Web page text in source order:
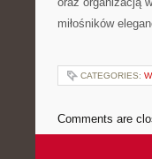
miłośników
CATEGORIES:
Comments are